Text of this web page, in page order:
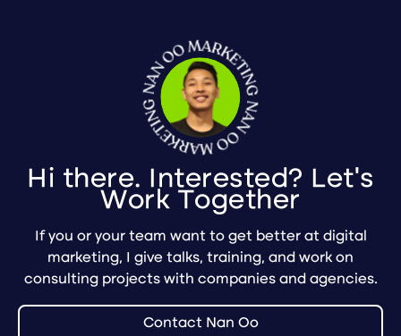
Hi there. Interested? Let's
Work Together
If you or your team want to get better at digital
marketing, I give talks, training, and work on
consulting projects with companies and agencies.
Contact Nan Oo